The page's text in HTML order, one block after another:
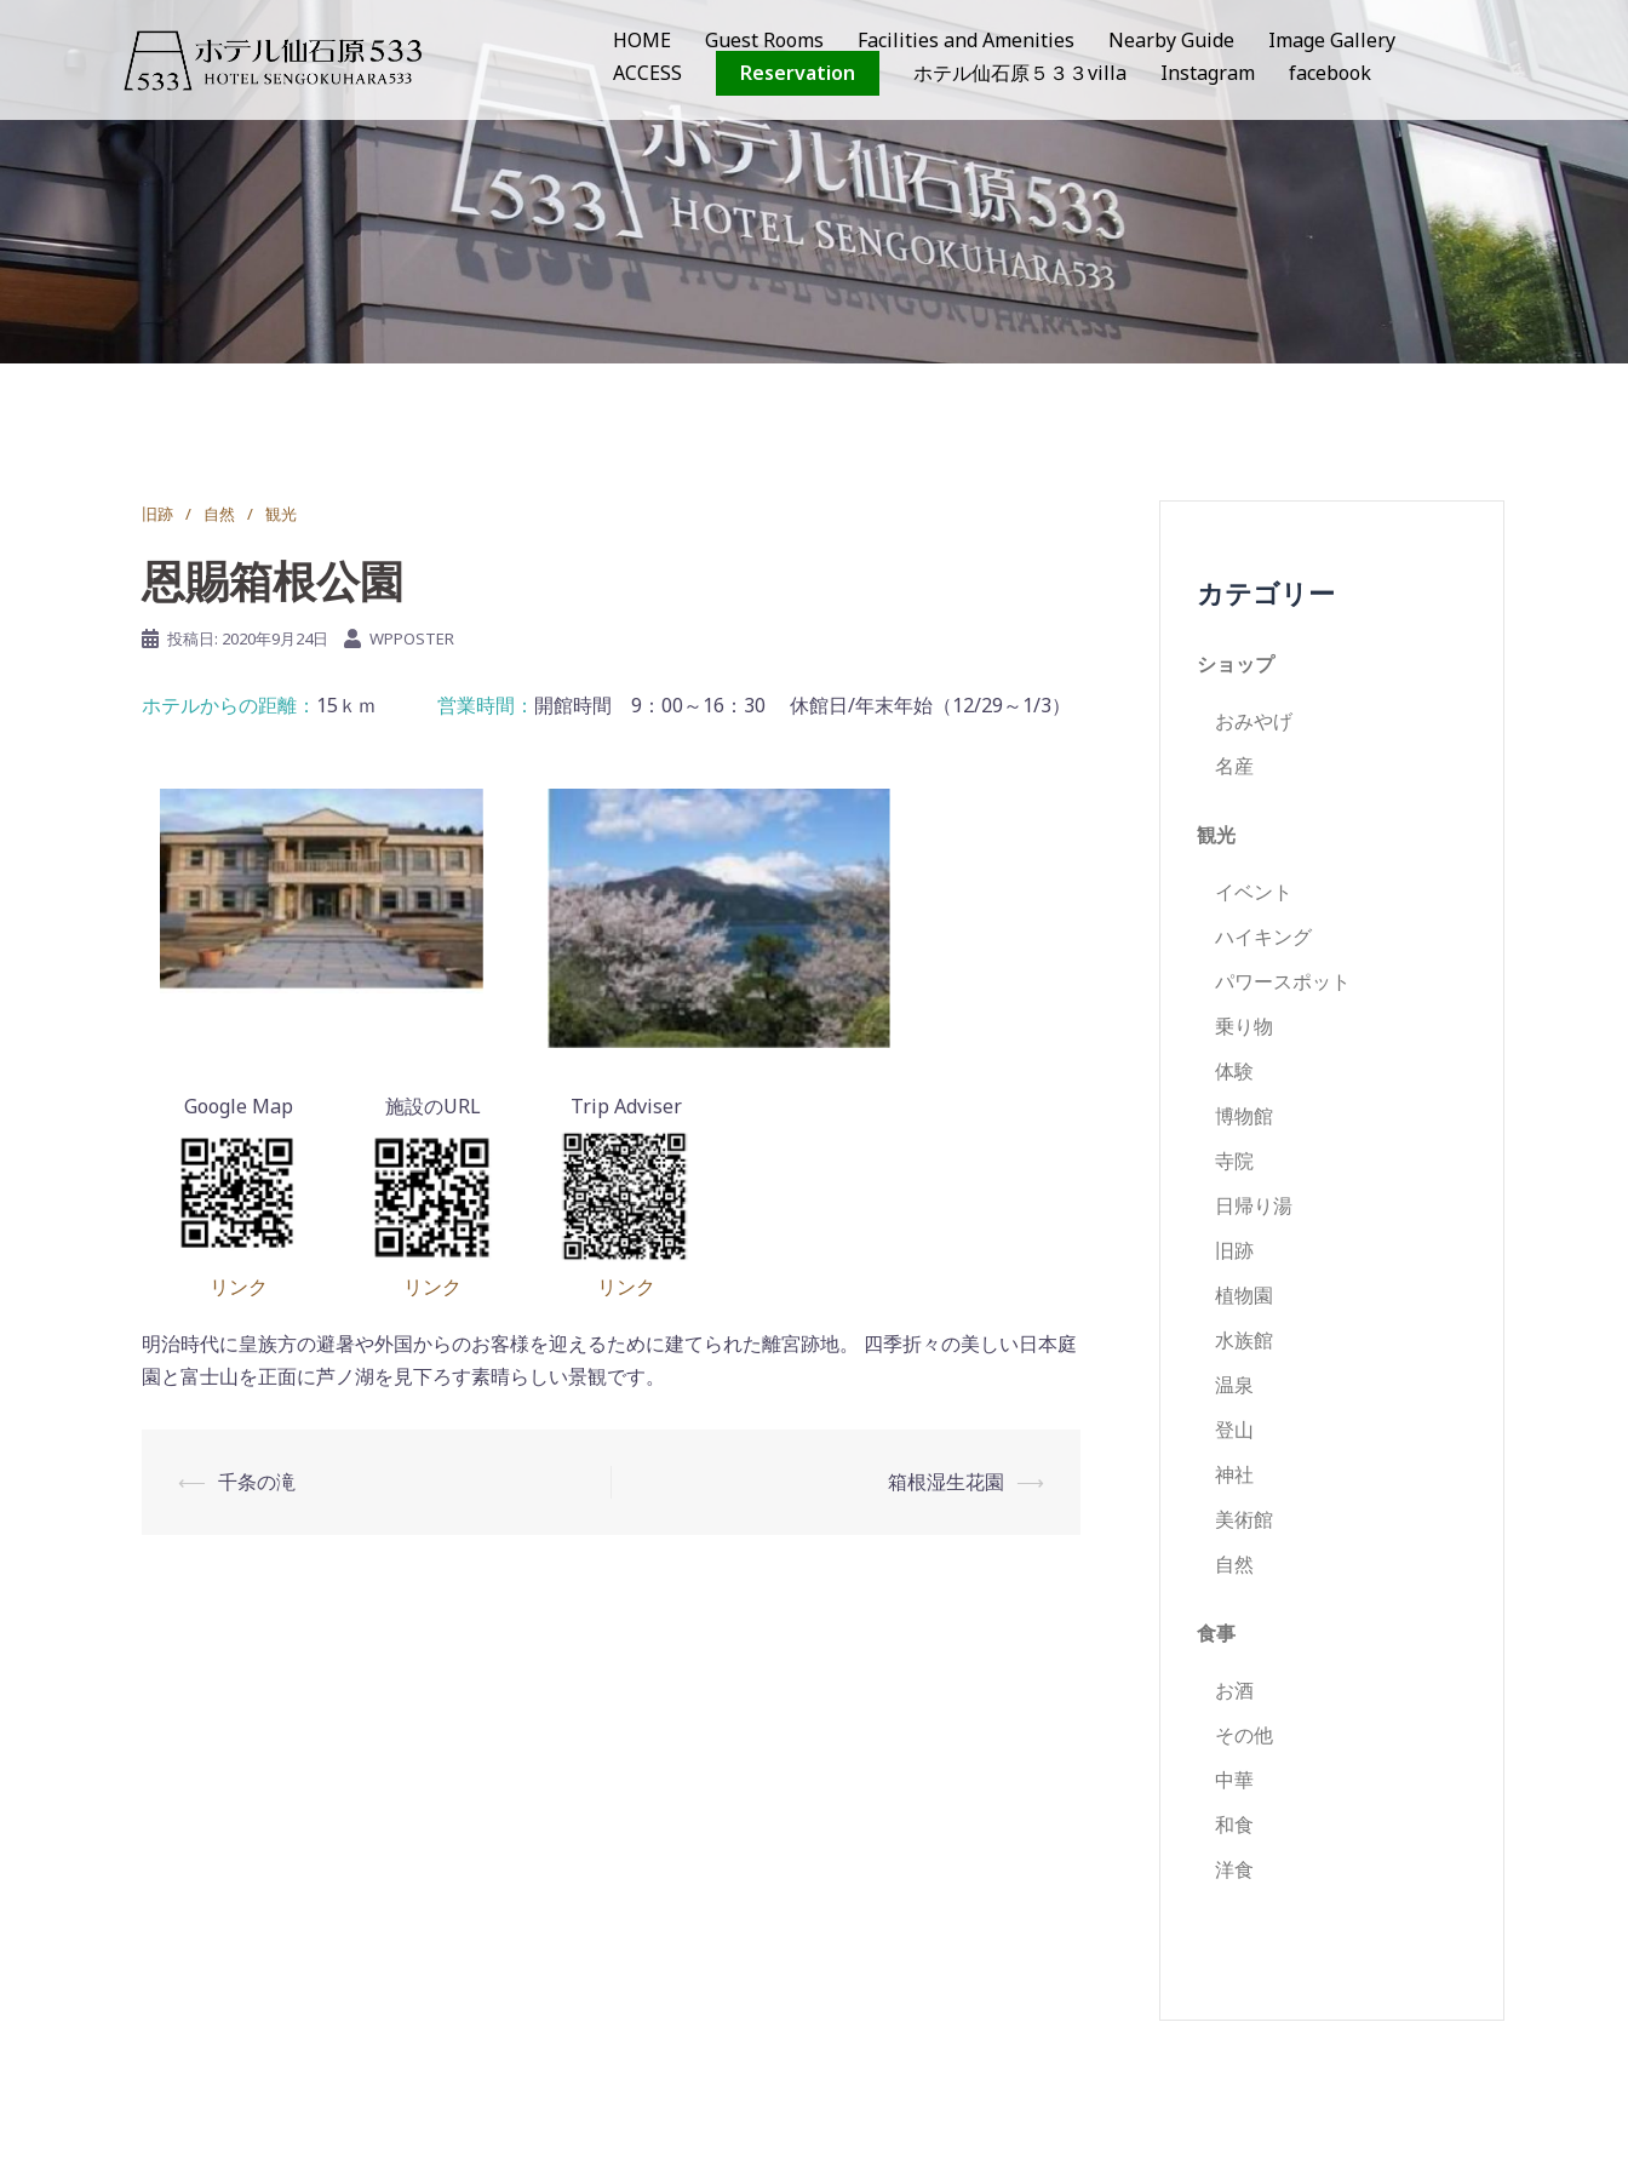
へ
キ
ッ
HOME Guest Rooms Facilities and Amenities Nearby Guide
Image Gallery
ACCESS
Reservation ホテル仙石原５３３villa Instagram facebook
旧跡 自然 観光
恩賜箱根公園
投稿日: 2020年9月24日 WPPOSTER
15ｋｍ 開館時間 9：00～16：30 休館日/年末年始（12/29～1/3）
リンク リンク リンク
明治時代に皇族方の避暑や外国からのお客様を迎えるために建てられた離宮跡地。 四季折々の美しい日本庭
園と富士山を正面に芦ノ湖を見下ろす素晴らしい景観です。
投
⟵ 千条の滝 箱根湿生花園 ⟶
カテゴリー
ショップ
おみやげ
名産
観光
イベント
ハイキング
パワースポット
乗り物
体験
博物館
寺院
日帰り湯
旧跡
植物園
水族館
温泉
登山
神社
美術館
自然
食事
お酒
その他
中華
和食
洋食